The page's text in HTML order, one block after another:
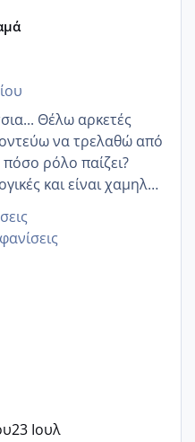
Θέλω αρκετές
ρόλο παίζει?
και είναι χαμηλή
Είχα ήδη μια
να τερματιστεί
και προσπαθώ 7
23 Ιουλ